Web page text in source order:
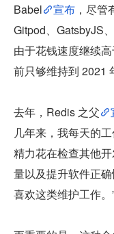
Babel
宣布 ，尽管
Gitpod、GatsbyJS
由于花钱速度继续
前只够维持到 2021
去年，Redis 之父
几年来，我每天的
精力花在检查其他
量以及提升软件正
喜欢这类维护工作。